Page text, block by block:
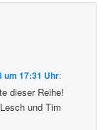
um 17:31 Uhr:
dieser Reihe!
und Tim